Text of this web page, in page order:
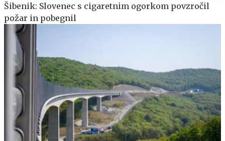
Šibenik: Slovenec s cigaretnim ogorkom povzročil
požar in pobegnil